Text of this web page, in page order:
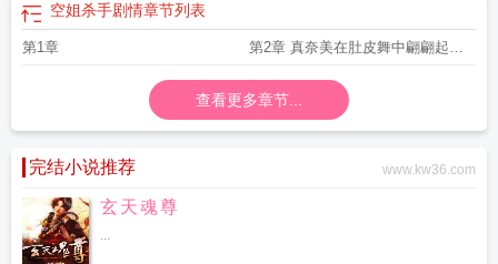
空姐杀手剧情章节列表
第1章 第2章 真奈美在肚皮舞中翩翩起舞
的雪纺纱裙
查看更多章节...
完结小说推荐 www.kw36.com
玄天魂尊
...